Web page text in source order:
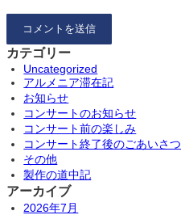
カテゴリー
Uncategorized
アルメニア滞在記
お知らせ
コンサートのお知らせ
コンサート前の楽しみ
コンサート終了後のごあいさつ
その他
製作の道中記
アーカイブ
2026年7月